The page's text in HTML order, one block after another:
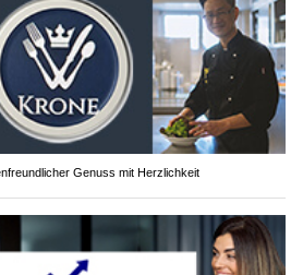
Genuss mit Herzlichkeit